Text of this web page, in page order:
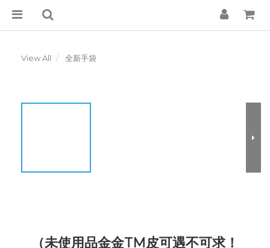
View All 全新手袋
（未使用品金金TM皮可遇不可求！